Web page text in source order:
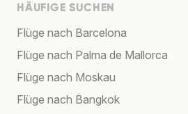
HÄUFIGE SUCHEN
Flüge nach Barcelona
Flüge nach Palma de Mallorca
Flüge nach Moskau
Flüge nach Bangkok